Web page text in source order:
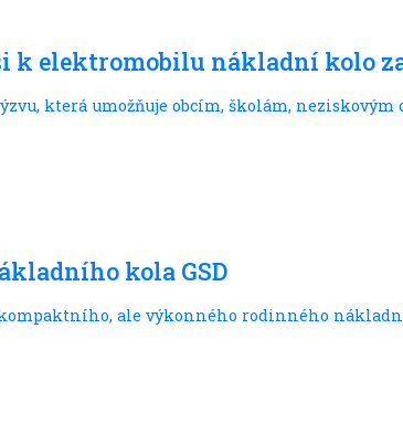
k elektromobilu nákladní kolo
která umožňuje obcím, školám,
kola GSD
kompaktního, ale výkonného rodinného